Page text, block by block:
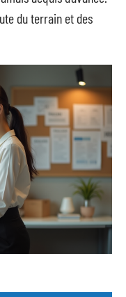
du terrain et des